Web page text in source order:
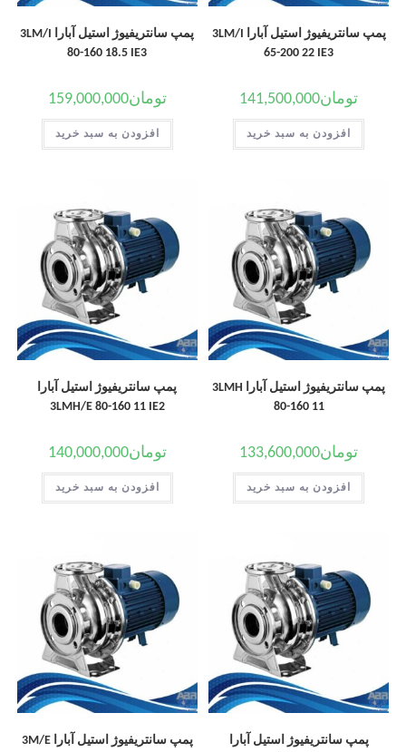
پمپ سانتریفیوژ استیل آبارا 3LM/I
65-200 22 IE3
تومان141,500,000
افزودن به سبد خرید
پمپ سانتریفیوژ استیل آبارا 3LM/I
80-160 18.5 IE3
تومان159,000,000
افزودن به سبد خرید
پمپ سانتریفیوژ استیل آبارا 3LMH
80-160 11
تومان133,600,000
افزودن به سبد خرید
پمپ سانتریفیوژ استیل آبارا
3LMH/E 80-160 11 IE2
تومان140,000,000
افزودن به سبد خرید
پمپ سانتریفیوژ استیل آبارا
پمپ سانتریفیوژ استیل آبارا 3M/E